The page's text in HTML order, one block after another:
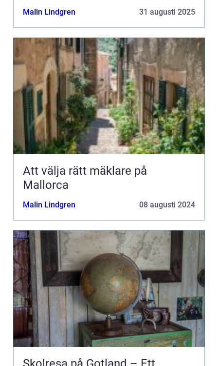
Malin Lindgren 31 augusti 2025
Att välja rätt mäklare på
Mallorca
Malin Lindgren 08 augusti 2024